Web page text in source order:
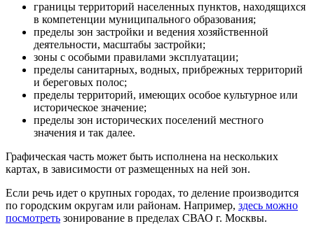
границы территорий населенных пунктов, находящихся
в компетенции муниципального образования;
пределы зон застройки и ведения хозяйственной
деятельности, масштабы застройки;
зоны с особыми правилами эксплуатации;
пределы санитарных, водных, прибрежных территорий
и береговых полос;
пределы территорий, имеющих особое культурное или
историческое значение;
пределы зон исторических поселений местного
значения и так далее.
Графическая часть может быть исполнена на нескольких
картах, в зависимости от размещенных на ней зон.
Если речь идет о крупных городах, то деление производится
по городским округам или районам. Например, здесь можно
посмотреть зонирование в пределах СВАО г. Москвы.